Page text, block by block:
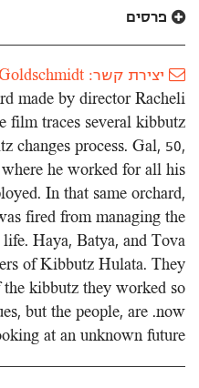
פרסים
יצירת קשר: Hedva Goldschmidt
made by director Racheli
film traces several kibbutz
changes process. Gal, 50,
he worked for all his
In that same orchard,
fired from managing the
Haya, Batya, and Tova
of Kibbutz Hulata. They
kibbutz they worked so
but the people, are .now
at an unknown future